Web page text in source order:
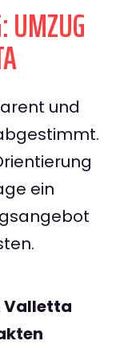
UMZUG
und
ein
Valletta